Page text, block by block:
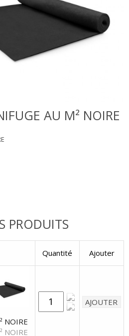
AU M² NOIRE
PRODUITS
Quantité Ajouter
NOIRE
NOIRE